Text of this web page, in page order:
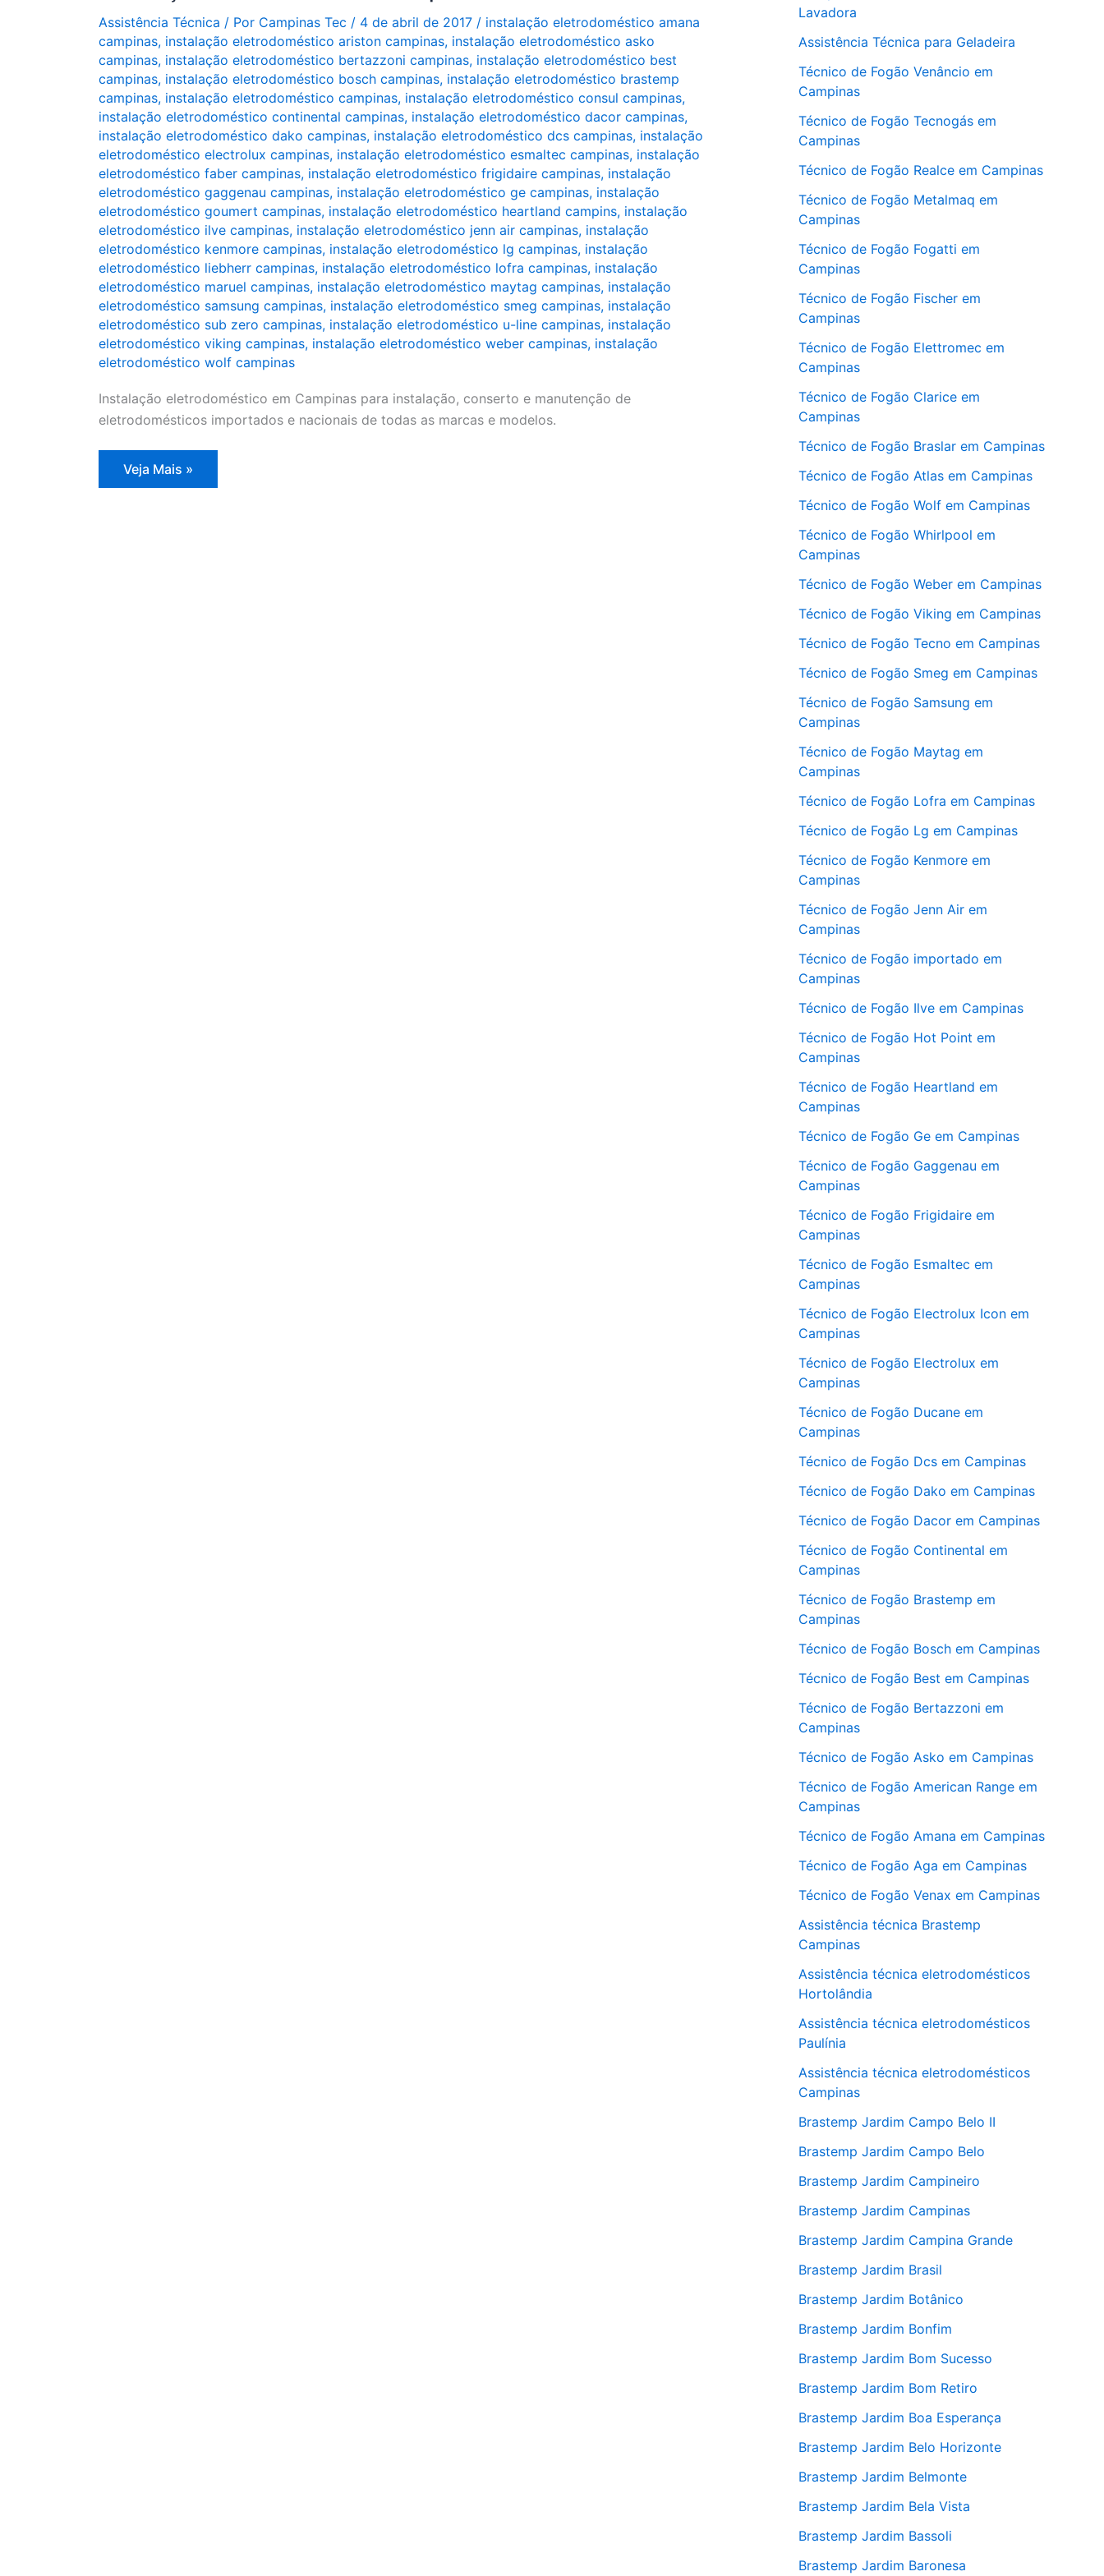
Assistência Técnica / Por Campinas Tec / 4 de abril de 2017 / instalação eletrodoméstico amana
campinas, instalação eletrodoméstico ariston campinas, instalação eletrodoméstico asko
campinas, instalação eletrodoméstico bertazzoni campinas, instalação eletrodoméstico best
campinas, instalação eletrodoméstico bosch campinas, instalação eletrodoméstico brastemp
campinas, instalação eletrodoméstico campinas, instalação eletrodoméstico consul campinas,
instalação eletrodoméstico continental campinas, instalação eletrodoméstico dacor campinas,
instalação eletrodoméstico dako campinas, instalação eletrodoméstico dcs campinas, instalação
eletrodoméstico electrolux campinas, instalação eletrodoméstico esmaltec campinas, instalação
eletrodoméstico faber campinas, instalação eletrodoméstico frigidaire campinas, instalação
eletrodoméstico gaggenau campinas, instalação eletrodoméstico ge campinas, instalação
eletrodoméstico goumert campinas, instalação eletrodoméstico heartland campins, instalação
eletrodoméstico ilve campinas, instalação eletrodoméstico jenn air campinas, instalação
eletrodoméstico kenmore campinas, instalação eletrodoméstico lg campinas, instalação
eletrodoméstico liebherr campinas, instalação eletrodoméstico lofra campinas, instalação
eletrodoméstico maruel campinas, instalação eletrodoméstico maytag campinas, instalação
eletrodoméstico samsung campinas, instalação eletrodoméstico smeg campinas, instalação
eletrodoméstico sub zero campinas, instalação eletrodoméstico u-line campinas, instalação
eletrodoméstico viking campinas, instalação eletrodoméstico weber campinas, instalação
eletrodoméstico wolf campinas
Instalação eletrodoméstico em Campinas para instalação, conserto e manutenção de
eletrodomésticos importados e nacionais de todas as marcas e modelos.
Instalação
eletrodoméstico
Veja Mais »
Lavadora
Assistência Técnica para Geladeira
Técnico de Fogão Venâncio em
Campinas
Técnico de Fogão Tecnogás em
Campinas
Técnico de Fogão Realce em Campinas
Técnico de Fogão Metalmaq em
Campinas
Técnico de Fogão Fogatti em
Campinas
Técnico de Fogão Fischer em
Campinas
Técnico de Fogão Elettromec em
Campinas
Técnico de Fogão Clarice em
Campinas
Técnico de Fogão Braslar em Campinas
Técnico de Fogão Atlas em Campinas
Técnico de Fogão Wolf em Campinas
Técnico de Fogão Whirlpool em
Campinas
Técnico de Fogão Weber em Campinas
Técnico de Fogão Viking em Campinas
Técnico de Fogão Tecno em Campinas
Técnico de Fogão Smeg em Campinas
Técnico de Fogão Samsung em
Campinas
Técnico de Fogão Maytag em
Campinas
Técnico de Fogão Lofra em Campinas
Técnico de Fogão Lg em Campinas
Técnico de Fogão Kenmore em
Campinas
Técnico de Fogão Jenn Air em
Campinas
Técnico de Fogão importado em
Campinas
Técnico de Fogão Ilve em Campinas
Técnico de Fogão Hot Point em
Campinas
Técnico de Fogão Heartland em
Campinas
Técnico de Fogão Ge em Campinas
Técnico de Fogão Gaggenau em
Campinas
Técnico de Fogão Frigidaire em
Campinas
Técnico de Fogão Esmaltec em
Campinas
Técnico de Fogão Electrolux Icon em
Campinas
Técnico de Fogão Electrolux em
Campinas
Técnico de Fogão Ducane em
Campinas
Técnico de Fogão Dcs em Campinas
Técnico de Fogão Dako em Campinas
Técnico de Fogão Dacor em Campinas
Técnico de Fogão Continental em
Campinas
Técnico de Fogão Brastemp em
Campinas
Técnico de Fogão Bosch em Campinas
Técnico de Fogão Best em Campinas
Técnico de Fogão Bertazzoni em
Campinas
Técnico de Fogão Asko em Campinas
Técnico de Fogão American Range em
Campinas
Técnico de Fogão Amana em Campinas
Técnico de Fogão Aga em Campinas
Técnico de Fogão Venax em Campinas
Assistência técnica Brastemp
Campinas
Assistência técnica eletrodomésticos
Hortolândia
Assistência técnica eletrodomésticos
Paulínia
Assistência técnica eletrodomésticos
Campinas
Brastemp Jardim Campo Belo II
Brastemp Jardim Campo Belo
Brastemp Jardim Campineiro
Brastemp Jardim Campinas
Brastemp Jardim Campina Grande
Brastemp Jardim Brasil
Brastemp Jardim Botânico
Brastemp Jardim Bonfim
Brastemp Jardim Bom Sucesso
Brastemp Jardim Bom Retiro
Brastemp Jardim Boa Esperança
Brastemp Jardim Belo Horizonte
Brastemp Jardim Belmonte
Brastemp Jardim Bela Vista
Brastemp Jardim Bassoli
Brastemp Jardim Baronesa